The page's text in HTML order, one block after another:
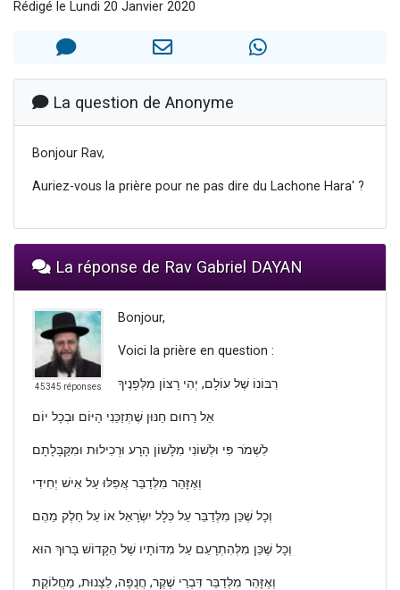
30 personnes viennent de faire un don pour Sauvez la jambe de Yohan
12 nouvelles musiques dans Torah-Box Music
29 personnes viennent de demander une bénédiction
Rédigé le Lundi 20 Janvier 2020
La question de Anonyme
Bonjour Rav,
Auriez-vous la prière pour ne pas dire du Lachone Hara' ?
La réponse de Rav Gabriel DAYAN
45345 réponses
Bonjour,
Voici la prière en question :
רִבּוֹנוֹ שֶׁל עוֹלָם, יְהִי רָצוֹן מִלְּפָנֶיךָ
אֵל רַחוּם חַנּוּן שֶׁתְּזַכֵּנִי הַיּוֹם וּבְכָל יוֹם
לִשְׁמֹר פִּי וּלְשׁוֹנִי מִלָּשׁוֹן הָרָע וּרְכִילוּת וּמִקַּבָּלָתָם
וְאֶזָּהֵר מִלְּדַבֵּר אֲפִלּוּ עַל אִישׁ יְחִידִי
וְכָל שֶׁכֵּן מִלְּדַבֵּר עַל כְּלָל יִשְׂרָאֵל אוֹ עַל חֵלֶק מֵהֶם
וְכָל שֶׁכֵּן מִלְּהִתְרָעֵם עַל מִדּוֹתָיו שֶׁל הַקָּדוֹשׁ בָּרוּךְ הוּא
וְאֶזָּהֵר מִלְּדַבֵּר דִּבְרֵי שֶׁקֶר, חֲנֻפָּה, לֵצָנוּת, מַחֲלוֹקֶת